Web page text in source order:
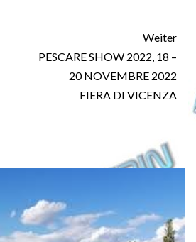
Weiter
PESCARE SHOW 2022, 18 –
20 NOVEMBRE 2022
FIERA DI VICENZA